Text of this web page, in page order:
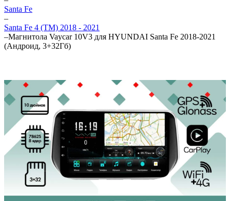
Santa Fe
–
Santa Fe 4 (TM) 2018 - 2021
–Магнитола Vaycar 10V3 для HYUNDAI Santa Fe 2018-2021
(Андроид, 3+32Гб)